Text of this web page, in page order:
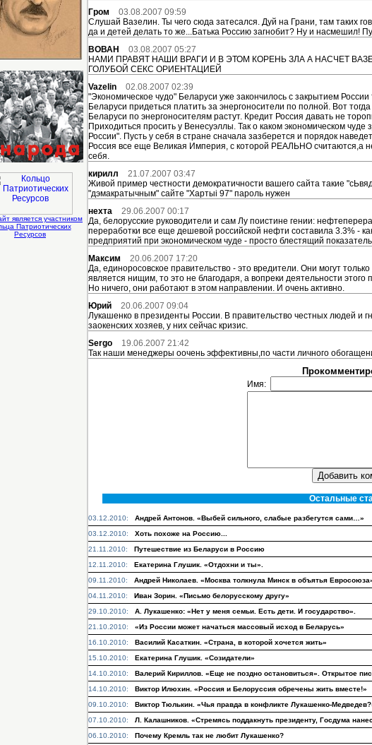
является участником
Патриотических
Ресурсов
Гром
03.08.2007 09:59
Слушай Вазелин. Ты чего сюда затесался. Дуй на Грани, там таких
да и детей делать то же...Батька Россию загнобит? Ну и насмешил!
ВОВАН
03.08.2007 05:27
НАМИ ПРАВЯТ НАШИ ВРАГИ И В ЭТОМ КОРЕНЬ ЗЛА А НАСЧЕТ
ГОЛУБОЙ СЕКС ОРИЕНТАЦИЕЙ
Vazelin
02.08.2007 02:39
"Экономическое чудо" Беларуси уже закончилось с закрытием
Беларуси придеться платить за энергоносители по полной. Вот
Беларуси по энергоносителям растут. Кредит Россия давать не
Приходиться просить у Венесуэллы. Так о каком экономическом
России". Пусть у себя в стране сначала зазберется и порядок
Россия все еще Великая Империя, с которой РЕАЛЬНО считаются,а
себя.
кирилл
21.07.2007 03:47
Живой пример честности демократичности вашего сайта такие
"дэмакратычным" сайте "Хартыi 97" пароль нужен
нехта
29.06.2007 00:17
Да, белорусские руководители и сам Лу поистине гении:
переработки все еще дешевой российской нефти составила 3.3% -
предприятий при экономическом чуде - просто блестящий
Максим
20.06.2007 17:20
Да, единоросовское правительство - это вредители. Они могут
является нищим, то это не благодаря, а вопреки деятельности
Но ничего, они работают в этом направлении. И очень активно.
Юрий
20.06.2007 09:04
Лукашенко в президенты России. В правительство честных людей
заокенских хозяев, у них сейчас кризис.
Sergo
19.06.2007 21:42
Так наши менеджеры оочень эффективны,по части личного
Имя:
Остальные
03.12.2010:
Андрей Антонов. «Выбей сильного, слабые разбегутся сами…»
03.12.2010:
Хоть похоже на Россию...
21.11.2010:
Путешествие из Беларуси в Россию
12.11.2010:
Екатерина Глушик. «Отдохни и ты».
09.11.2010:
Андрей Николаев. «Москва толкнула Минск в объятья
04.11.2010:
Иван Зорин. «Письмо белорусскому другу»
29.10.2010:
А. Лукашенко: «Нет у меня семьи. Есть дети. И государство».
21.10.2010:
«Из России может начаться массовый исход в Беларусь»
16.10.2010:
Василий Касаткин. «Страна, в которой хочется жить»
15.10.2010:
Екатерина Глушик. «Созидатели»
14.10.2010:
Валерий Кириллов. «Еще не поздно остановиться». Открытое
14.10.2010:
Виктор Илюхин. «Россия и Белоруссия обречены жить вместе!»
09.10.2010:
Виктор Тюлькин. «Чья правда в конфликте Лукашенко-
07.10.2010:
Л. Калашников. «Стремясь поддакнуть президенту, Госдума
06.10.2010:
Почему Кремль так не любит Лукашенко?